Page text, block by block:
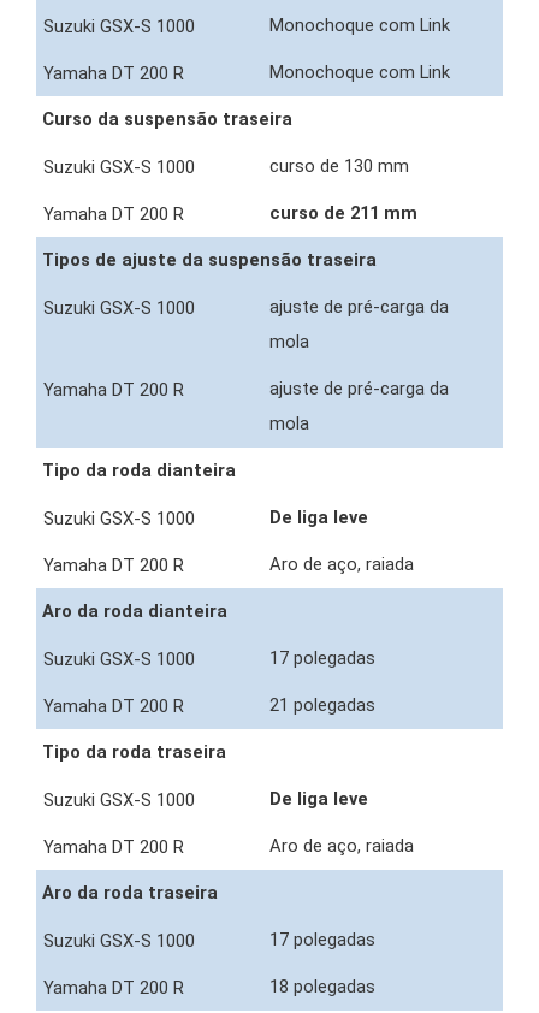
Monochoque com Link
Monochoque com Link
Curso da suspensão traseira
curso de 130 mm
curso de 211 mm
Tipos de ajuste da suspensão traseira
ajuste de pré-carga da
mola
ajuste de pré-carga da
mola
Tipo da roda dianteira
De liga leve
Aro de aço, raiada
Aro da roda dianteira
17 polegadas
21 polegadas
Tipo da roda traseira
De liga leve
Aro de aço, raiada
Aro da roda traseira
17 polegadas
18 polegadas